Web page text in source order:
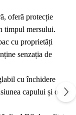
oferă protecție
timpul mersului.
cu proprietăți
senzația de
cu închidere
capului și o